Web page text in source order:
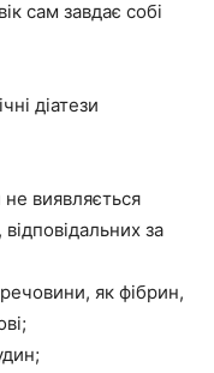
сам завдає собі
діатези
не виявляється
за
речовини, як фібрин,